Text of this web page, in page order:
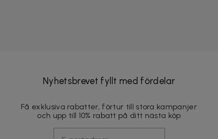
Nyhetsbrevet fyllt med fördelar
Få exklusiva rabatter, förtur till stora kampanjer
och upp till 10% rabatt på ditt nästa köp